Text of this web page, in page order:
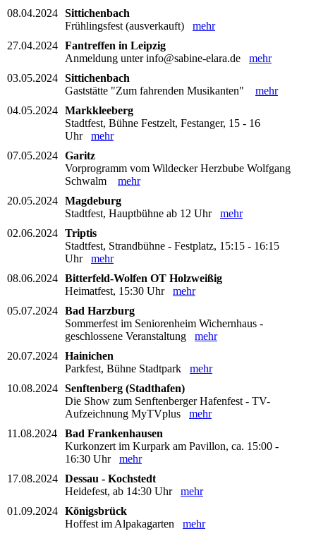
08.04.2024 Sittichenbach
Frühlingsfest (ausverkauft) mehr
27.04.2024 Fantreffen in Leipzig
Anmeldung unter info@sabine-elara.de mehr
03.05.2024 Sittichenbach
Gaststätte "Zum fahrenden Musikanten" mehr
04.05.2024 Markkleeberg
Stadtfest, Bühne Festzelt, Festanger, 15 - 16
Uhr mehr
07.05.2024 Garitz
Vorprogramm vom Wildecker Herzbube Wolfgang
Schwalm mehr
20.05.2024 Magdeburg
Stadtfest, Hauptbühne ab 12 Uhr mehr
02.06.2024 Triptis
Stadtfest, Strandbühne - Festplatz, 15:15 - 16:15
Uhr mehr
08.06.2024 Bitterfeld-Wolfen OT Holzweißig
Heimatfest, 15:30 Uhr mehr
05.07.2024 Bad Harzburg
Sommerfest im Seniorenheim Wichernhaus -
geschlossene Veranstaltung mehr
20.07.2024 Hainichen
Parkfest, Bühne Stadtpark mehr
10.08.2024 Senftenberg (Stadthafen)
Die Show zum Senftenberger Hafenfest - TV-
Aufzeichnung MyTVplus mehr
11.08.2024
Bad Frankenhausen
Kurkonzert im Kurpark am Pavillon, ca. 15:00 -
16:30 Uhr mehr
17.08.2024 Dessau - Kochstedt
Heidefest, ab 14:30 Uhr mehr
01.09.2024 Königsbrück
Hoffest im Alpakagarten mehr